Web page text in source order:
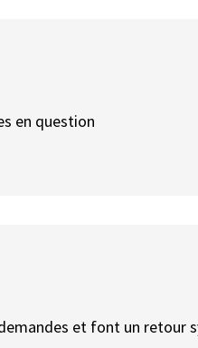
en question
et font un retour